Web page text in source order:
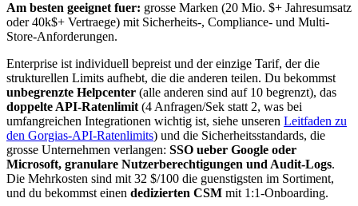
Am besten geeignet fuer: grosse Marken (20 Mio. $+ Jahresumsatz
oder 40k$+ Vertraege) mit Sicherheits-, Compliance- und Multi-
Store-Anforderungen.
Enterprise ist individuell bepreist und der einzige Tarif, der die
strukturellen Limits aufhebt, die die anderen teilen. Du bekommst
unbegrenzte Helpcenter (alle anderen sind auf 10 begrenzt), das
doppelte API-Ratenlimit (4 Anfragen/Sek statt 2, was bei
umfangreichen Integrationen wichtig ist, siehe unseren Leitfaden zu
den Gorgias-API-Ratenlimits) und die Sicherheitsstandards, die
grosse Unternehmen verlangen: SSO ueber Google oder
Microsoft, granulare Nutzerberechtigungen und Audit-Logs.
Die Mehrkosten sind mit 32 $/100 die guenstigsten im Sortiment,
und du bekommst einen dedizierten CSM mit 1:1-Onboarding.